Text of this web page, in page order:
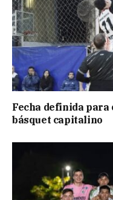
Fecha definida
básquet capitalino